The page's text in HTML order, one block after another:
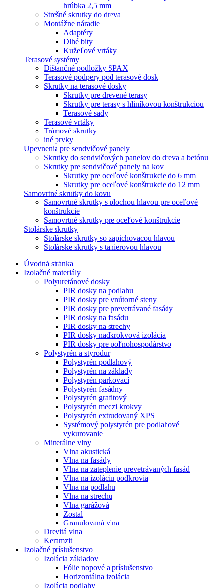
hrúbka 2,5 mm
Strešné skrutky do dreva
Montážne náradie
Adaptéry
Dlhé bity
Kužeľové vrtáky
Terasové systémy
Dištančné podložky SPAX
Terasové podpery pod terasové dosk
Skrutky na terasové dosky
Skrutky pre drevené terasy
Skrutky pre terasy s hliníkovou konštrukciou
Terasové sady
Terasové vrtáky
Trámové skrutky
iné prvky
Upevnenia pre sendvičové panely
Skrutky do sendvičových panelov do dreva a betónu
Skrutky pre sendvičové panely na kov
Skrutky pre oceľové konštrukcie do 6 mm
Skrutky pre oceľové konštrukcie do 12 mm
Samovrtné skrutky do kovu
Samovrtné skrutky s plochou hlavou pre oceľové
konštrukcie
Samovrtné skrutky pre oceľové konštrukcie
Stolárske skrutky
Stolárske skrutky so zapichovacou hlavou
Stolárske skrutky s tanierovou hlavou
Úvodná stránka
Izolačné materiály
Polyuretánové dosky
PIR dosky na podlahu
PIR dosky pre vnútorné steny
PIR dosky pre prevetrávané fasády
PIR dosky na fasádu
PIR dosky na strechy
PIR dosky nadkrokvová izolácia
PIR dosky pre poľnohospodárstvo
Polystyrén a styrodur
Polystyrén podlahový
Polystyrén na základy
Polystyrén parkovací
Polystyrén fasádny
Polystyrén grafitový
Polystyrén medzi krokvy
Polystyrén extrudovaný XPS
Systémový polystyrén pre podlahové
vykurovanie
Minerálne vlny
Vlna akustická
Vlna na fasády
Vlna na zateplenie prevetrávaných fasád
Vlna na izoláciu podkrovia
Vlna na podlahu
Vlna na strechu
Vlna garážová
Zostal
Granulovaná vlna
Drevitá vlna
Keramzit
Izolačné príslušenstvo
Izolácia základov
Fólie nopové a príslušenstvo
Horizontálna izolácia
Izolácia podlahy